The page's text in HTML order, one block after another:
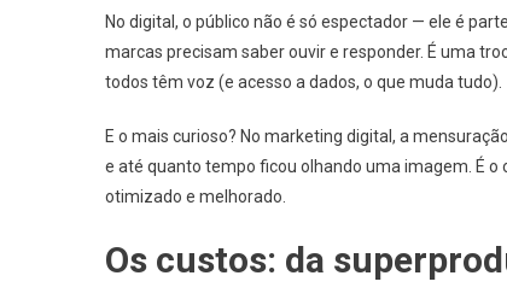
No digital, o público não é só espectador — ele é
marcas precisam saber ouvir e responder. É uma
todos têm voz (e acesso a dados, o que muda tudo).
E o mais curioso? No marketing digital, a
e até quanto tempo ficou olhando uma imagem. É o
otimizado e melhorado.
Os custos: da